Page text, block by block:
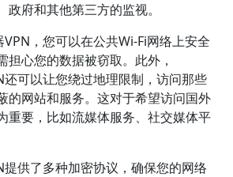
政府和其他第三方的监视。
，您可以在公共Wi-Fi网络上安全
担心您的数据被窃取。此外，
可以让您绕过地理限制，访问那些
的网站和服务。这对于希望访问国外
重要，比如流媒体服务、社交媒体平
供了多种加密协议，确保您的网络